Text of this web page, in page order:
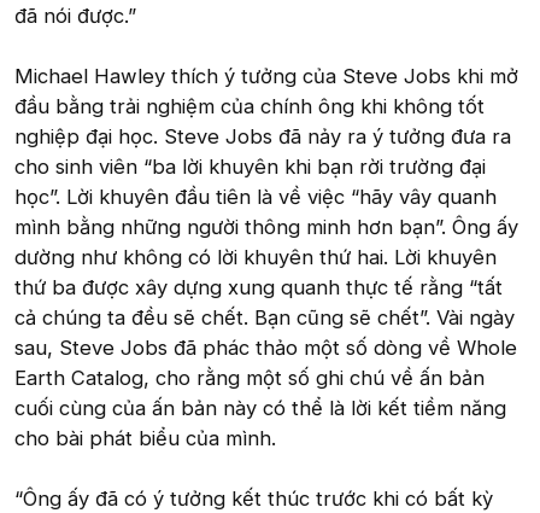
đã nói được.”
Michael Hawley thích ý tưởng của Steve Jobs khi mở
đầu bằng trải nghiệm của chính ông khi không tốt
nghiệp đại học. Steve Jobs đã nảy ra ý tưởng đưa ra
cho sinh viên “ba lời khuyên khi bạn rời trường đại
học”. Lời khuyên đầu tiên là về việc “hãy vây quanh
mình bằng những người thông minh hơn bạn”. Ông ấy
dường như không có lời khuyên thứ hai. Lời khuyên
thứ ba được xây dựng xung quanh thực tế rằng “tất
cả chúng ta đều sẽ chết. Bạn cũng sẽ chết”. Vài ngày
sau, Steve Jobs đã phác thảo một số dòng về Whole
Earth Catalog, cho rằng một số ghi chú về ấn bản
cuối cùng của ấn bản này có thể là lời kết tiềm năng
cho bài phát biểu của mình.
“Ông ấy đã có ý tưởng kết thúc trước khi có bất kỳ